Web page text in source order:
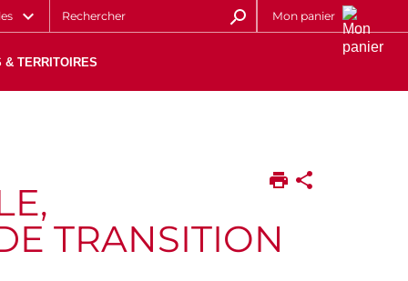
Mon panier
& TERRITOIRES
TRANSITION